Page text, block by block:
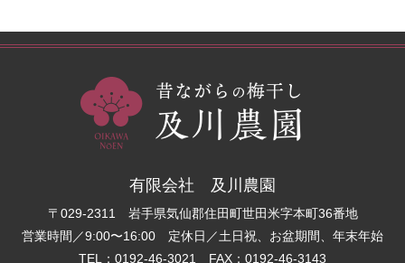
有限会社 及川農園
〒029-2311 岩手県気仙郡住田町世田米字本町36番地
営業時間／9:00〜16:00 定休日／土日祝、お盆期間、年末年始
TEL：0192-46-3021 FAX：0192-46-3143